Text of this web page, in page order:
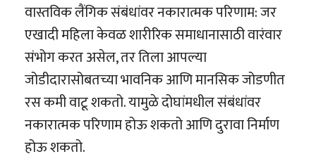
वास्तविक लैंगिक संबंधांवर नकारात्मक परिणाम: जर
एखादी महिला केवळ शारीरिक समाधानासाठी वारंवार
संभोग करत असेल, तर तिला आपल्या
जोडीदारासोबतच्या भावनिक आणि मानसिक जोडणीत
रस कमी वाटू शकतो. यामुळे दोघांमधील संबंधांवर
नकारात्मक परिणाम होऊ शकतो आणि दुरावा निर्माण
होऊ शकतो.